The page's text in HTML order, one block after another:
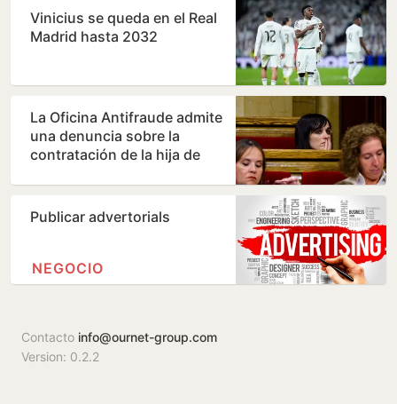
Vinicius se queda en el Real
Madrid hasta 2032
La Oficina Antifraude admite
una denuncia sobre la
contratación de la hija de
Publicar advertorials
NEGOCIO
Contacto info@ournet-group.com
Version: 0.2.2